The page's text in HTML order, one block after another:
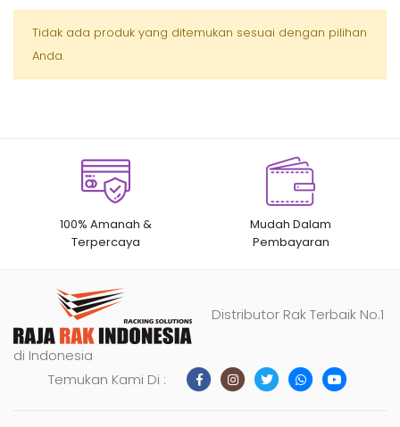
Tidak ada produk yang ditemukan sesuai dengan pilihan
Anda.
100% Amanah &
Terpercaya
Mudah Dalam
Pembayaran
Distributor Rak Terbaik No.1
di Indonesia
Temukan Kami Di :